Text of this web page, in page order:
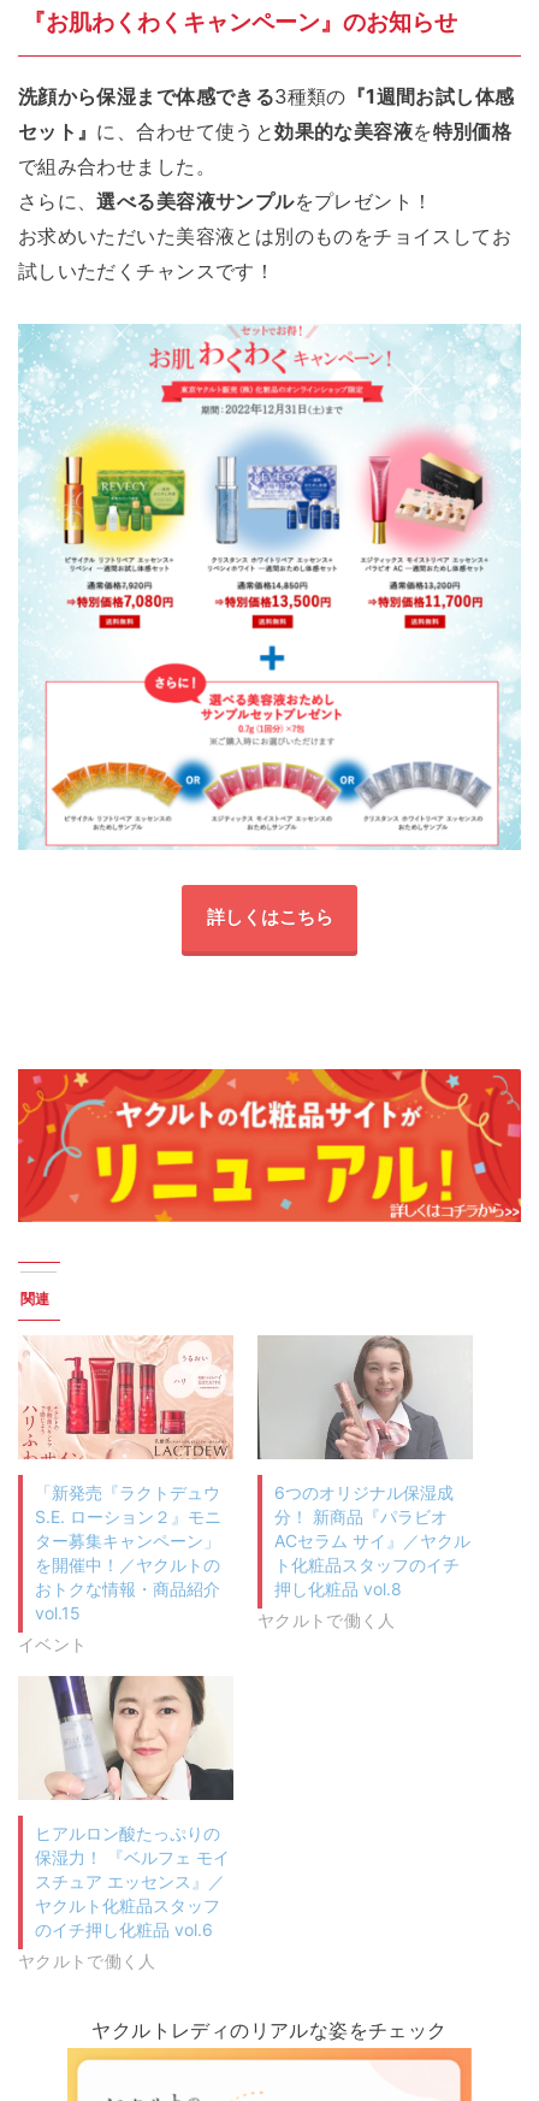
『お肌わくわくキャンペーン』のお知らせ
洗顔から保湿まで体感できる3種類の 『1週間お試し体感
セット』 に、合わせて使うと効果的な美容液を特別価格
で組み合わせました。
さらに、選べる美容液サンプルをプレゼント！
お求めいただいた美容液とは別のものをチョイスしてお
試しいただくチャンスです！
詳しくはこちら
関連
「新発売『ラクトデュウ
S.E. ローション２』モニ
ター募集キャンペーン」
を開催中！／ヤクルトの
おトクな情報・商品紹介
vol.15
イベント
6つのオリジナル保湿成
分！ 新商品『パラビオ
ACセラム サイ』／ヤクル
ト化粧品スタッフのイチ
押し化粧品 vol.8
ヤクルトで働く人
ヒアルロン酸たっぷりの
保湿力！ 『ベルフェ モイ
スチュア エッセンス』／
ヤクルト化粧品スタッフ
のイチ押し化粧品 vol.6
ヤクルトで働く人
ヤクルトレディのリアルな姿をチェック